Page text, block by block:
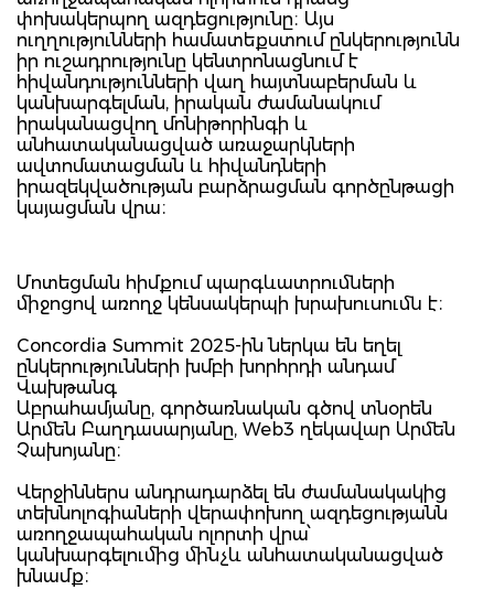
փոխակերպող ազդեցությունը։ Այս
ուղղությունների համատեքստում ընկերությունն
իր ուշադրությունը կենտրոնացնում է
հիվանդությունների վաղ հայտնաբերման և
կանխարգելման, իրական ժամանակում
իրականացվող մոնիթորինգի և
անհատականացված առաջարկների
ավտոմատացման և հիվանդների
իրազեկվածության բարձրացման գործընթացի
կայացման վրա։
Մոտեցման հիմքում պարգևատրումների
միջոցով առողջ կենսակերպի խրախուսումն է։
Concordia Summit 2025-ին ներկա են եղել
ընկերությունների խմբի խորհրդի անդամ
Վախթանգ
Աբրահամյանը, գործառնական գծով տնօրեն
Արմեն Բաղդասարյանը, Web3 ղեկավար Արմեն
Չախոյանը։
Վերջիններս անդրադարձել են ժամանակակից
տեխնոլոգիաների վերափոխող ազդեցությանն
առողջապահական ոլորտի վրա՝
կանխարգելումից մինչև անհատականացված
խնամք։